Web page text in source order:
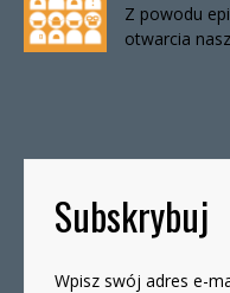
Z powodu
otwarcia
Subskrybuj
Wpisz swój adres e-